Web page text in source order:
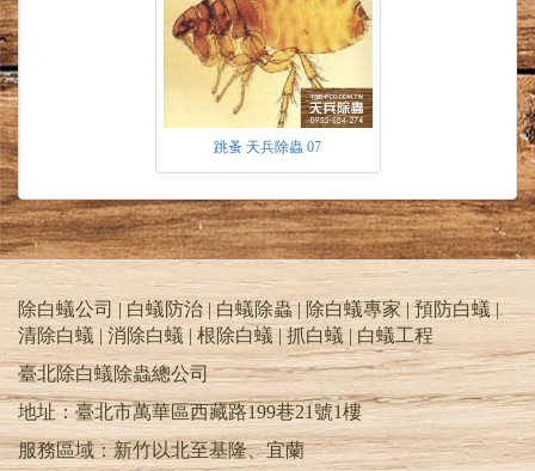
野貓野狗出沒甚至誤闖室內時更易經由動物
震動或是休息，將蟲體及卵帶入屋內。盡量
避免人於寵物接觸室外野貓、野狗，以免蟲
體寄生夾帶屋所。
-依蟲體易躲藏處全面性做殘效處
２空間處理-以空間噴灑藥劑，驅出躲藏隙縫
深處、雜物堆中的蟲體。
３斷根處理-在噴灑殘效過程，另添加生長抑
制劑，使幼蟲無法蛹羽化為成蟲造成二次危
害。
除白蟻PTT | 天兵除白蟻公司 | 除蟲消毒公司
台北推薦 | 除蟲公司基隆.桃園.新竹.苗栗.台中
| TEL : 0955-684-274 | 清除白蟻 | 消除白蟻 | 居
家除蟲 | 除蟑螂 | 除跳蚤 | 除蛀蟲 | 除螞蟻 | 滅
跳蚤 天兵除蟲 07
除白蟻公司 | 白蟻防治 | 白蟻除蟲 | 除白蟻專家 | 預防白蟻 |
清除白蟻 | 消除白蟻 | 根除白蟻 | 抓白蟻 | 白蟻工程
臺北除白蟻除蟲總公司
地址：臺北市萬華區西藏路199巷21號1樓
服務區域：新竹以北至基隆、宜蘭